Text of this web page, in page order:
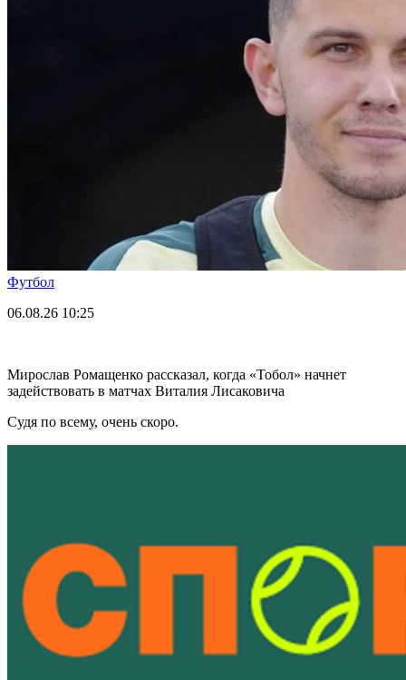
Футбол
06.08.26 10:25
Мирослав Ромащенко рассказал, когда «Тобол» начнет
задействовать в матчах Виталия Лисаковича
Судя по всему, очень скоро.